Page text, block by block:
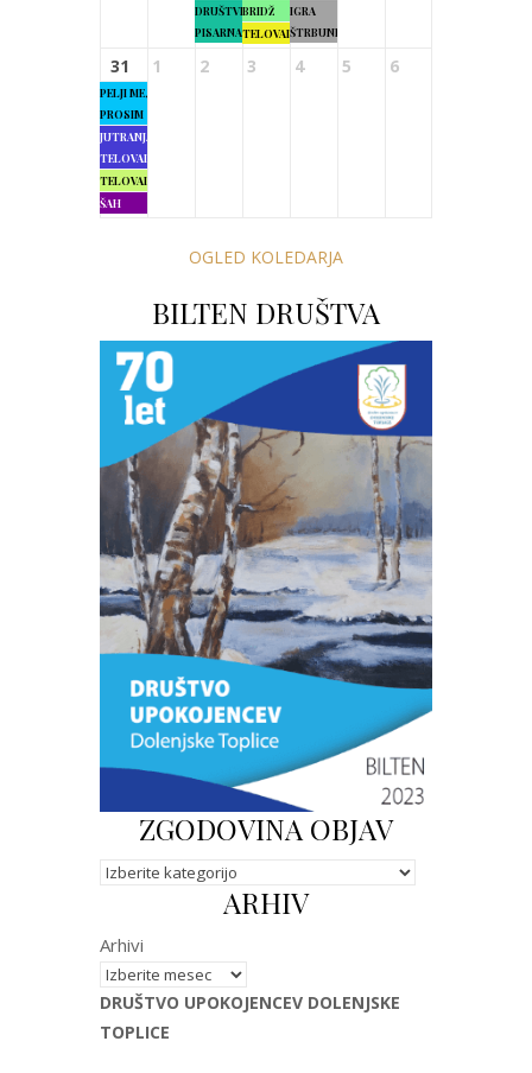
DRUŠTVENA
PISARNA
BRIDŽ
TELOVADBA
IGRA
ŠTRBUNK
31
PELJI ME,
PROSIM
JUTRANJA
TELOVADBA
TELOVADBA
ŠAH
1 2 3 4 5 6
OGLED KOLEDARJA
BILTEN DRUŠTVA
ZGODOVINA OBJAV
Kategorije
ARHIV
Arhivi
DRUŠTVO UPOKOJENCEV DOLENJSKE
TOPLICE